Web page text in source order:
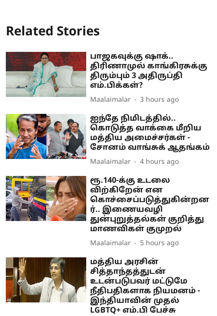
Related Stories
பாஜகவுக்கு ஷாக்..
திரிணாமுல் காங்கிரசுக்கு
திரும்பும் 3 அதிருப்தி
எம்.பிக்கள்?
Maalaimalar 3 hours ago
ஐந்தே நிமிடத்தில்..
கொடுத்த வாக்கை மீறிய
மத்திய அமைச்சர்கள் -
சோனம் வாங்சுக் ஆதங்கம்
Maalaimalar 4 hours ago
ரூ.140-க்கு உடலை
விற்கிறேன் என
கொச்சைப்படுத்துகின்றன
ர்.. இணையவழி
துன்புறுத்தல்கள் குறித்து
மாணவிகள் குமுறல்
Maalaimalar 5 hours ago
மத்திய அரசின்
சித்தாந்தத்துடன்
உடன்படுபவர் மட்டுமே
நீதிபதிகளாக நியமனம் -
இந்தியாவின் முதல்
LGBTQ+ எம்.பி பேச்சு